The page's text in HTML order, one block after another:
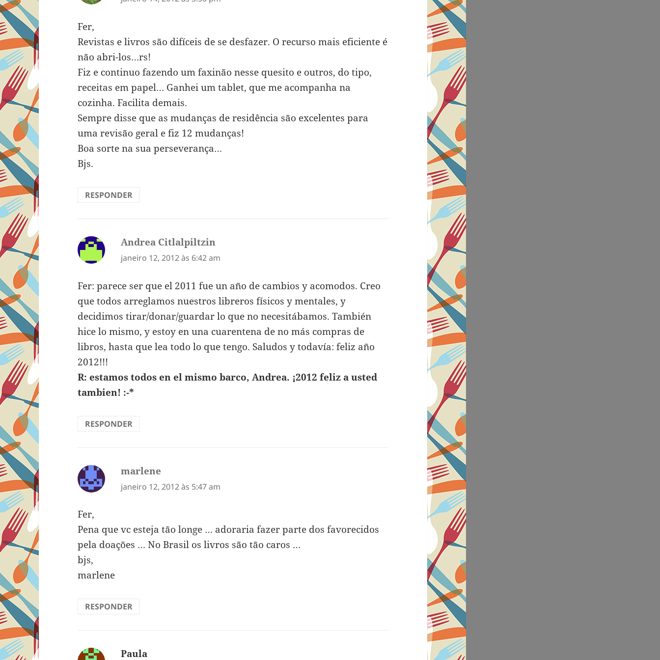
Fer,
Revistas e livros são difíceis de se desfazer. O recurso mais eficiente é
não abri-los…rs!
Fiz e continuo fazendo um faxinão nesse quesito e outros, do tipo,
receitas em papel… Ganhei um tablet, que me acompanha na
cozinha. Facilita demais.
Sempre disse que as mudanças de residência são excelentes para
uma revisão geral e fiz 12 mudanças!
Boa sorte na sua perseverança…
Bjs.
RESPONDER
Andrea Citlalpiltzin
janeiro 12, 2012 às 6:42 am
Fer: parece ser que el 2011 fue un año de cambios y acomodos. Creo
que todos arreglamos nuestros libreros físicos y mentales, y
decidimos tirar/donar/guardar lo que no necesitábamos. También
hice lo mismo, y estoy en una cuarentena de no más compras de
libros, hasta que lea todo lo que tengo. Saludos y todavía: feliz año
2012!!!
R: estamos todos en el mismo barco, Andrea. ¡2012 feliz a usted
tambien! :-*
RESPONDER
marlene
janeiro 12, 2012 às 5:47 am
Fer,
Pena que vc esteja tão longe … adoraria fazer parte dos favorecidos
pela doações … No Brasil os livros são tão caros …
bjs,
marlene
RESPONDER
Paula